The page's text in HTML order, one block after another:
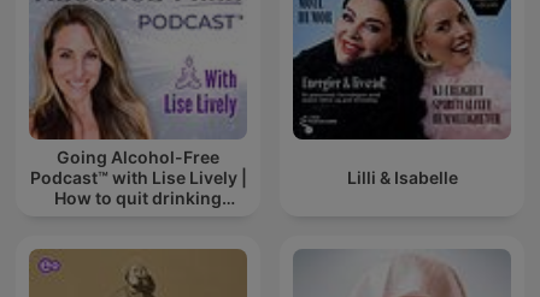
Going Alcohol-Free
Podcast™ with Lise Lively |
How to quit drinking
Lilli & Isabelle